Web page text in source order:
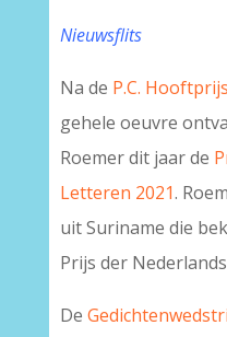
Nieuwsflits
Na de P.C. Hooftprijs
gehele oeuvre
Roemer dit jaar de
Letteren 2021.
uit Suriname die
Prijs der
De